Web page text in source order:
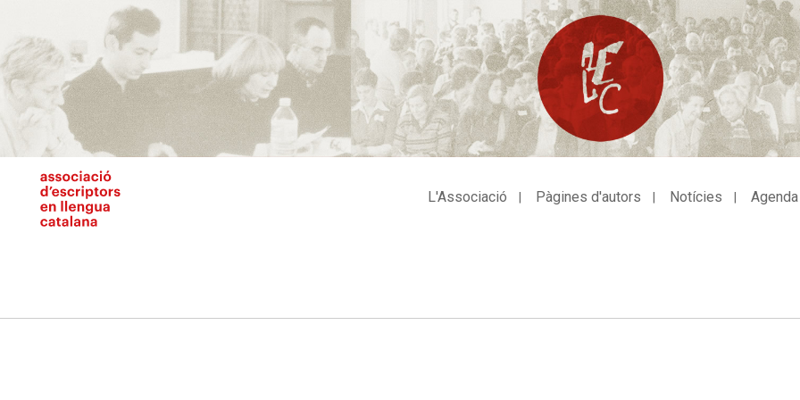
contingut
L'Associació Pàgines d'autors Notícies Agenda